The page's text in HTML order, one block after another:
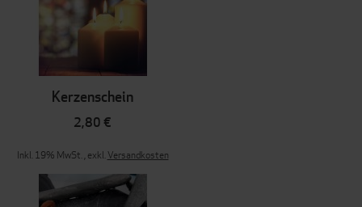
Kerzenschein
2,80 €
Inkl. 19% MwSt.,exkl.Versandkosten